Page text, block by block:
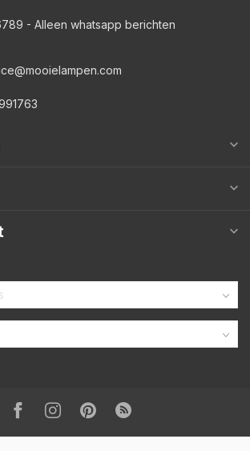
- Alleen whatsapp berichten